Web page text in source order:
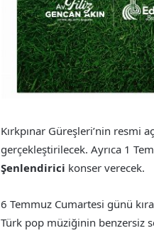
Kırkpınar Güreşleri’nin resmi
gerçekleştirilecek. Ayrıca 1
Şenlendirici konser verecek.
6 Temmuz Cumartesi günü
Türk pop müziğinin benzersiz